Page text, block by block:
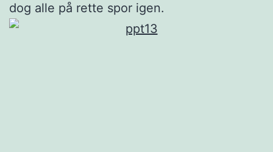
dog alle på rette spor igen.